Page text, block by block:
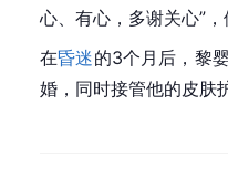
心、有心，多谢关心”
在昏迷的3个月后，黎
婚，同时接管他的皮肤